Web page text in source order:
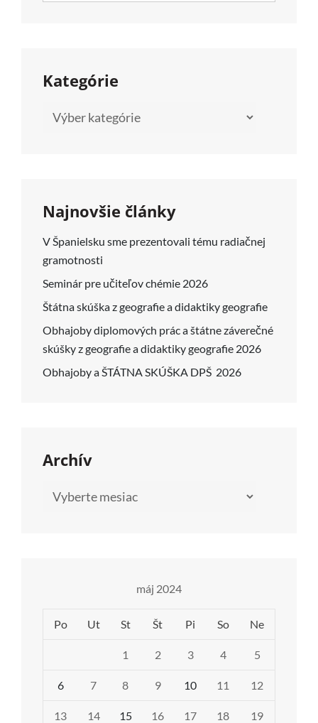
Kategórie
Kategórie
Najnovšie články
V Španielsku sme prezentovali tému radiačnej
gramotnosti
Seminár pre učiteľov chémie 2026
Štátna skúška z geografie a didaktiky geografie
Obhajoby diplomových prác a štátne záverečné
skúšky z geografie a didaktiky geografie 2026
Obhajoby a ŠTÁTNA SKÚŠKA DPŠ 2026
Archív
Archív
máj 2024
Po Ut St Št Pi So Ne
1 2 3 4 5
6 7 8 9 10 11 12
13 14 15 16 17 18 19